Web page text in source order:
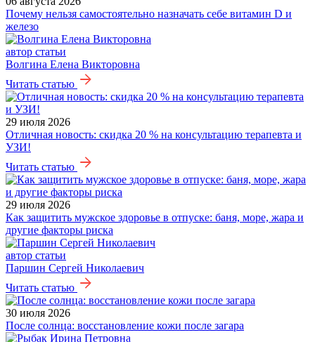
Почему нельзя самостоятельно назначать себе витамин D и
железо
автор статьи
Волгина Елена Викторовна
Читать статью
29 июля 2026
Отличная новость: скидка 20 % на консультацию терапевта и
УЗИ!
Читать статью
29 июля 2026
Как защитить мужское здоровье в отпуске: баня, море, жара и
другие факторы риска
автор статьи
Паршин Сергей Николаевич
Читать статью
30 июля 2026
После солнца: восстановление кожи после загара